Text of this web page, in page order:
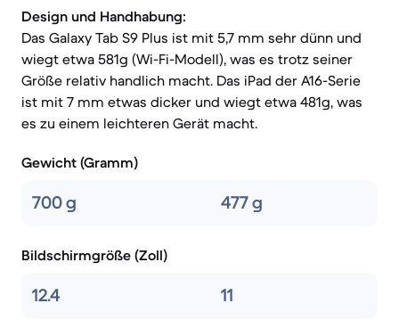
Design und Handhabung:
Das Galaxy Tab S9 Plus ist mit 5,7 mm sehr dünn und
wiegt etwa 581g (Wi-Fi-Modell), was es trotz seiner
Größe relativ handlich macht. Das iPad der A16-Serie
ist mit 7 mm etwas dicker und wiegt etwa 481g, was
es zu einem leichteren Gerät macht.
Gewicht (Gramm)
700 g 477 g
Bildschirmgröße (Zoll)
12.4 11